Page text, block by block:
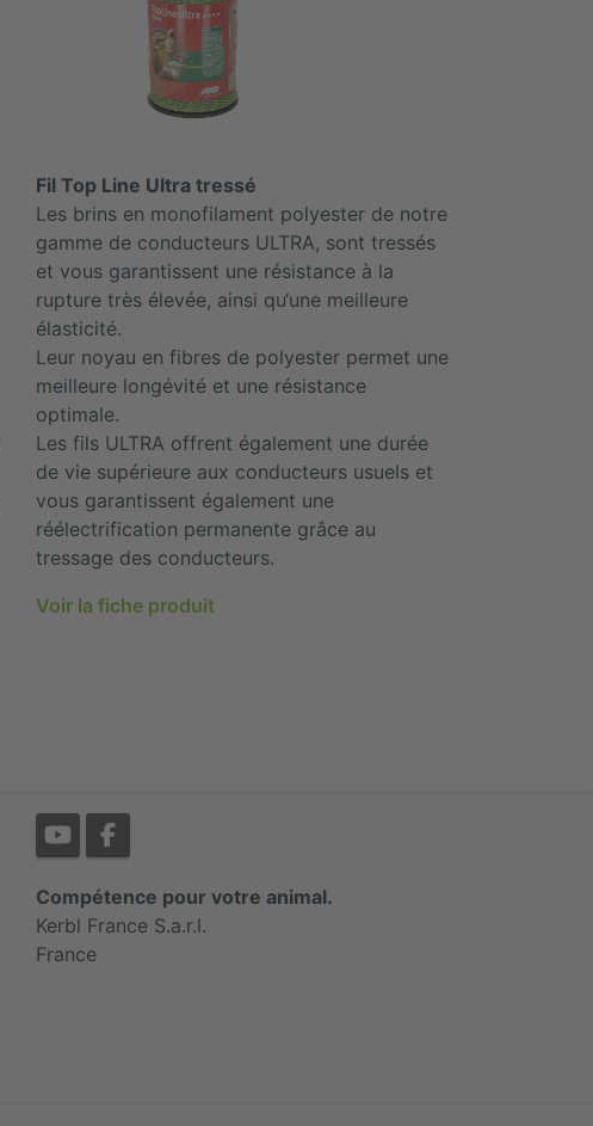
Fil Top Line Ultra tressé
Les brins en monofilament polyester de notre
gamme de conducteurs ULTRA, sont tressés
et vous garantissent une résistance à la
rupture très élevée, ainsi qu‘une meilleure
élasticité.
Leur noyau en fibres de polyester permet une
meilleure longévité et une résistance
optimale.
Les fils ULTRA offrent également une durée
de vie supérieure aux conducteurs usuels et
vous garantissent également une
réélectrification permanente grâce au
tressage des conducteurs.
Voir la fiche produit
Compétence pour votre animal.
Kerbl France S.a.r.l.
France